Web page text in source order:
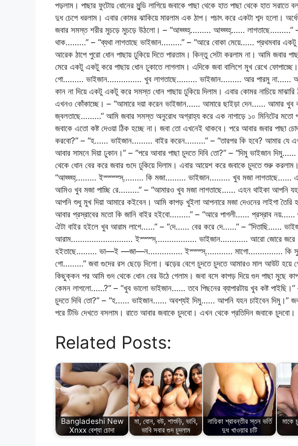
পড়লাম। পাছার ফুটোয় ধোনের মুন্ডি লাগিয়ে জবাকে পাছা থেকে হাত পাছা থেকে হাত সরাতে
দুধ চেপে ধরলাম। এবার কোমর ঝাকিয়ে মারলাম এক ঠাপ। পচাৎ করে একটা শব্দ হলো।
জবার সমস্ত শরীর মুচড়ে মুচড়ে উঠলো। – “আহ্হ্হ্হ্……… আহ্হ্হ্হ্……
থাক………” – “ব্যথা লাগতাছে ভাইজান………” – “আরে বোকা মেয়ে…… প্রথমবার একটু
আরেক ঠাপে পুরো ধোন পাছায় ঢুকিয়ে দিতে পারতাম। কিন্তু সেটা করলাম না। আমি জবার
মেরে একটু একটু করে পাছায় ধোন ঢুকাতে লাগলাম। এদিকে জবা বালিশে মুখ রেখে
গো……… ভাইজান…………… খুব লাগতাছে……… ভাইজান……… আর পারমু না……
কান না দিয়ে একটু একটু করে সমস্ত ধোন পাছায় ঢুকিয়ে দিলাম। এবার কোমর নাচিয়ে
এখনও কোঁকাচ্ছে। – “আমারে দয়া করেন ভাইজান…… আমারে ছাইড়া দেন…… আমার খুব
জ্বলতাছে………” আমি জবার সমস্ত অনুরোধ অগ্রাহ্য করে এক নাগাড়ে ১০ মিনিটের মতো
জবাকে এতো কষ্ট দেওয়া ঠিক হচ্ছে না। জবা তো এখনেই থাকবে। পরে আবার জবার পাছা
করবো?” – “হ…… ভাইজান……… বাইর করেন………” – “তারপর কি হবে? আমার যে
আবার সামনে দিয়া ঢুকান।” – “পরে আবার পাছা চুদতে দিবি তো?” – “দিমু ভাইজান
থেকে ধোন বের করে জবার গুদে ঢুকিয়ে দিলাম। এবার আয়েশ করে জবাকে চুদতে শুরু
“আহ্হ্হ্হ্……… ইস্স্স্স্স্……… কি মজা……… ভাইজান……… খুব মজা লাগতাছে……
আমিও খুব মজা পাচ্ছি রে………” – “আমারও খুব মজা লাগতাছে…… এহন থাইকা আপনি
আপনি শুধু মুখ দিয়া আমারে কইবেন। আমি কাপড় খুইলা আপনারে মজা দেওনের লাইগা
আবার প্রস্রাবের মতো কি জানি বাইর হইবো………” – “আরে পাগলী…… প্রস্রাব
ঐটা বাইর হইলে খুব আরাম লাগে……” – “দে…… বের করে দে……” – “দিতাছি……
আরাম……………………… ইস্স্স্স্……………… ভাইজান………… আরো জোরে জরে
হইতাছে……… ভা—ই —জা—ন…………… ইস্স্স্স্………… মাগো…………… কি সুখ
গো………” জবা গুদের রস ছেড়ে দিলো। ঝড়ের বেগে চুদতে চুদতে আমারও মাল আউট হয়ে
কিছুক্কন পর আমি গুদ থেকে ধোন বের উঠে গেলাম। জবা বসে কাপড় দিয়ে গুদ পাছা মুছে
কেমন লাগলো……?” – “খুব ভালো ভাইজান…… তবে পিছনের ব্যাপারটায় খুব কষ্ট পাইছি।”
চুদতে দিবি তো?” – “হ…… ভাইজান…… অবশ্যই দিমু…… আপনি যহন চাইবেন দিমু।” জবা
পরে টিভি দেখতে বসলাম। রাতে আবার জবাকে চুদবো। এখন থেকে প্রতিদিন জবাকে চুদবো।
Related Posts:
Bangladeshi New
Xnxx বেশ্যা চোদা
মা, বোন, বউ, শাশুড়ি, ভাবি,
ভাবি সবার গুদ চুদলাম
নায়িকা শ্রাবন্তীর স্তন ভর্তি
দুধ খাওয়ার চটি
মাকে